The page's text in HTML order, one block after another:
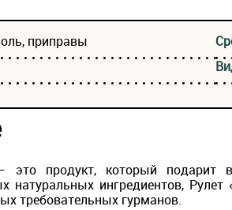
приправы
это продукт, который
натуральных ингредиентов,
требовательных гурманов.